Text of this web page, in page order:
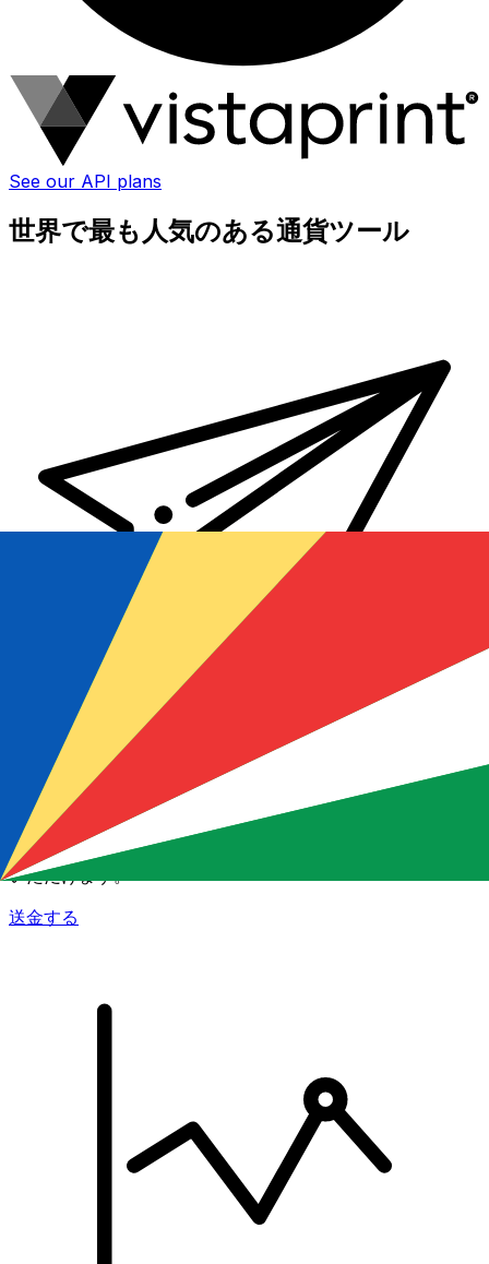
See our API plans
世界で最も人気のある通貨ツール
Xe 国際送金
オンラインの送金が迅速、安全、簡単に行えます。ライブの
追跡と通知に加え、柔軟な配信と支払いオプションをご利用
いただけます。
送金する